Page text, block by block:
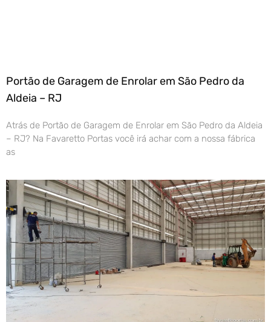
Portão de Garagem de Enrolar em São Pedro da
Aldeia – RJ
Atrás de Portão de Garagem de Enrolar em São Pedro da Aldeia
– RJ? Na Favaretto Portas você irá achar com a nossa fábrica
as